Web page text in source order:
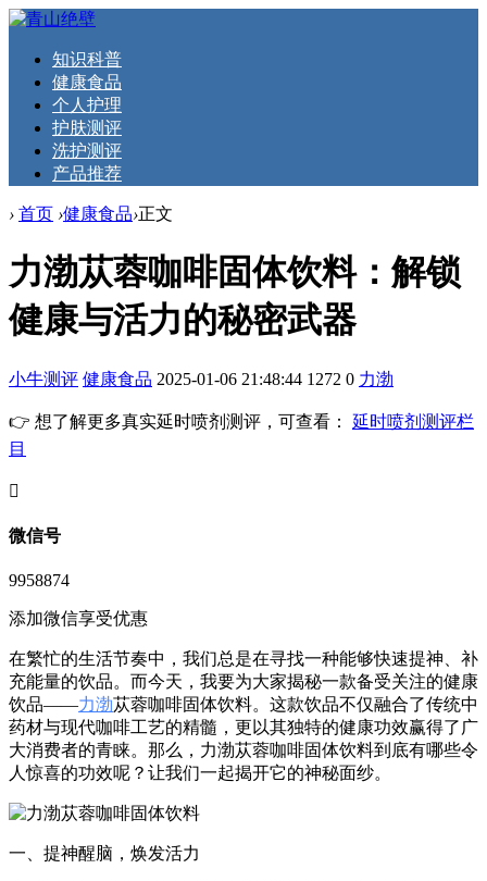
知识科普
健康食品
个人护理
护肤测评
洗护测评
产品推荐
› 首页 ›健康食品›正文
力渤苁蓉咖啡固体饮料：解锁
健康与活力的秘密武器
小牛测评 健康食品 2025-01-06 21:48:44 1272 0 力渤
👉 想了解更多真实延时喷剂测评，可查看： 延时喷剂测评栏
目
󦘖
微信号
9958874
添加微信享受优惠
在繁忙的生活节奏中，我们总是在寻找一种能够快速提神、补
充能量的饮品。而今天，我要为大家揭秘一款备受关注的健康
饮品——力渤苁蓉咖啡固体饮料。这款饮品不仅融合了传统中
药材与现代咖啡工艺的精髓，更以其独特的健康功效赢得了广
大消费者的青睐。那么，力渤苁蓉咖啡固体饮料到底有哪些令
人惊喜的功效呢？让我们一起揭开它的神秘面纱。
一、提神醒脑，焕发活力